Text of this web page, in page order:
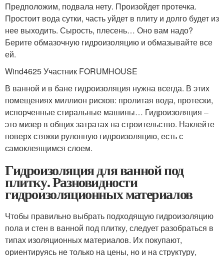
Предположим, подвала нету. Произойдет протечка.
Простоит вода сутки, часть уйдет в плиту и долго будет из
нее выходить. Сырость, плесень… Оно вам надо?
Берите обмазочную гидроизоляцию и обмазывайте все
ей.
Wind4625 Участник FORUMHOUSE
В ванной и в бане гидроизоляция нужна всегда. В этих
помещениях миллион рисков: пролитая вода, протески,
испорченные стиральные машины… Гидроизоляция –
это мизер в общих затратах на строительство. Наклейте
поверх стяжки рулонную гидроизоляцию, есть с
самоклеящимся слоем.
Гидроизоляция для ванной под
плитку. Разновидности
гидроизоляционных материалов
Чтобы правильно выбрать подходящую гидроизоляцию
пола и стен в ванной под плитку, следует разобраться в
типах изоляционных материалов. Их покупают,
ориентируясь не только на цены, но и на структуру,